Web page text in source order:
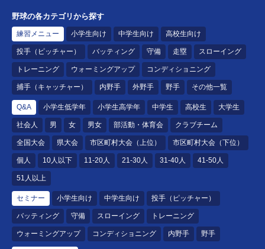
野球の各カテゴリから探す
練習メニュー 小学生向け 中学生向け 高校生向け
投手（ピッチャー） バッティング 守備 走塁 スローイング
トレーニング ウォーミングアップ コンディショニング
捕手（キャッチャー） 内野手 外野手 野手 その他一覧
Q&A 小学生低学年 小学生高学年 中学生 高校生 大学生
社会人 男 女 男女 部活動・体育会 クラブチーム
全国大会 県大会 市区町村大会（上位） 市区町村大会（下位）
個人 10人以下 11-20人 21-30人 31-40人 41-50人
51人以上
セミナー 小学生向け 中学生向け 投手（ピッチャー）
バッティング 守備 スローイング トレーニング
ウォーミングアップ コンディショニング 内野手 野手